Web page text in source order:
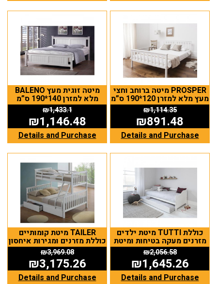
BALENO מיטה זוגית מעץ
מלא למזרן 140*190 ס”מ
₪1,433.1
₪1,146.48
Details and Purchase
מיטה ברוחב וחצי PROSPER
מעץ מלא למזרן 120*190 ס”מ
₪1,114.35
₪891.48
Details and Purchase
מיטת קומותיים TAILER
כוללת מזרנים ומגירות איחסון
₪3,969.08
₪3,175.26
Details and Purchase
מיטת ילדים TUTTI כוללת
מזרנים מעקה בטיחות ומיטת
חבר ₪2,056.58
₪1,645.26
Details and Purchase